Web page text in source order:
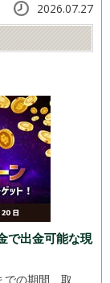
2026.07.27
で出金可能な現
の期間、取